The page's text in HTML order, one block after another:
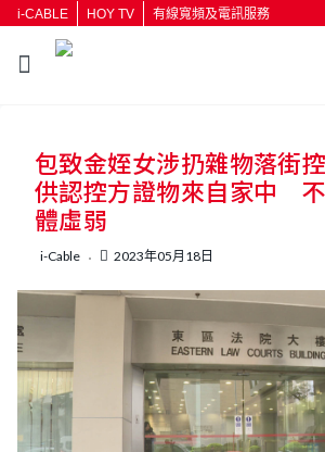
i-CABLE HOY TV 有線寬頻及電訊服務
按輸入鍵開始搜尋
包致金姪女涉扔雜物落街
供認控方證物來自家中
體虛弱
i-Cable 2023年05月18日